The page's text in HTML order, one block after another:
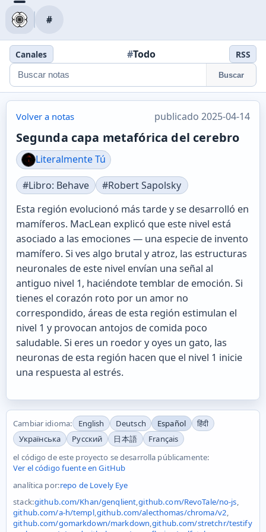
#
Canales #Todo RSS
Buscar
Volver a notas publicado 2025-04-14
Segunda capa metafórica del cerebro
Literalmente Tú
#Libro: Behave
#Robert Sapolsky
Esta región evolucionó más tarde y se desarrolló en
mamíferos. MacLean explicó que este nivel está
asociado a las emociones — una especie de invento
mamífero. Si ves algo brutal y atroz, las estructuras
neuronales de este nivel envían una señal al
antiguo nivel 1, haciéndote temblar de emoción. Si
tienes el corazón roto por un amor no
correspondido, áreas de esta región estimulan el
nivel 1 y provocan antojos de comida poco
saludable. Si eres un roedor y oyes un gato, las
neuronas de esta región hacen que el nivel 1 inicie
una respuesta al estrés.
Cambiar idioma: English Deutsch Español
हिंदी
Українська
Русский 日本語
Français
el código de este proyecto se desarrolla públicamente:
Ver el código fuente en GitHub
analítica por:repo de Lovely Eye
stack:github.com/Khan/genqlient,github.com/RevoTale/no-js,
github.com/a-h/templ,github.com/alecthomas/chroma/v2,
github.com/gomarkdown/markdown,github.com/stretchr/testify